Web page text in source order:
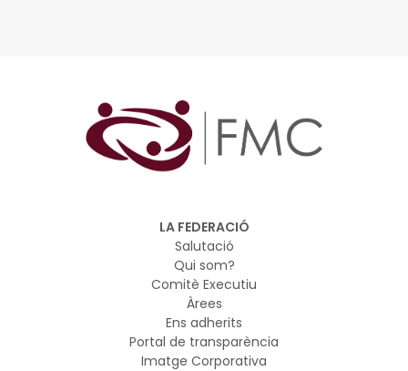
LA FEDERACIÓ
Salutació
Qui som?
Comitè Executiu
Àrees
Ens adherits
Portal de transparència
Imatge Corporativa